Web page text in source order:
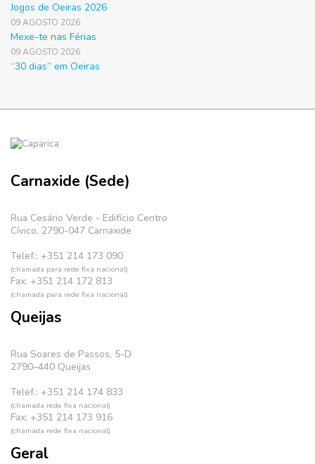
Jogos de Oeiras 2026
09 AGOSTO 2026
Mexe-te nas Férias
09 AGOSTO 2026
“30 dias” em Oeiras
Carnaxide (Sede)
Rua Cesário Verde - Edifício Centro
Cívico, 2790-047 Carnaxide
Telef.: +351 214 173 090
(chamada para rede fixa nacional)
Fax: +351 214 172 813
(chamada para rede fixa nacional)
Queijas
Rua Soares de Passos, 5-D
2790–440 Queijas
Telef.: +351 214 174 833
(chamada rede fixa nacional)
Fax: +351 214 173 916
(chamada rede fixa nacional)
Geral